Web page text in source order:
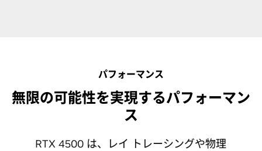
パフォーマンス
無限の可能性を実現するパフォーマン
ス
RTX 4500 は、レイ トレーシングや物理